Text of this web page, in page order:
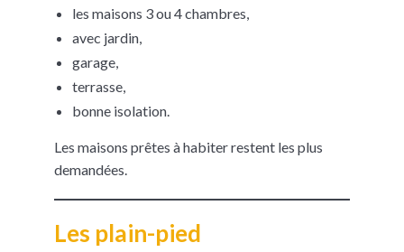
les maisons 3 ou 4 chambres,
avec jardin,
garage,
terrasse,
bonne isolation.
Les maisons prêtes à habiter restent les plus
demandées.
Les plain-pied